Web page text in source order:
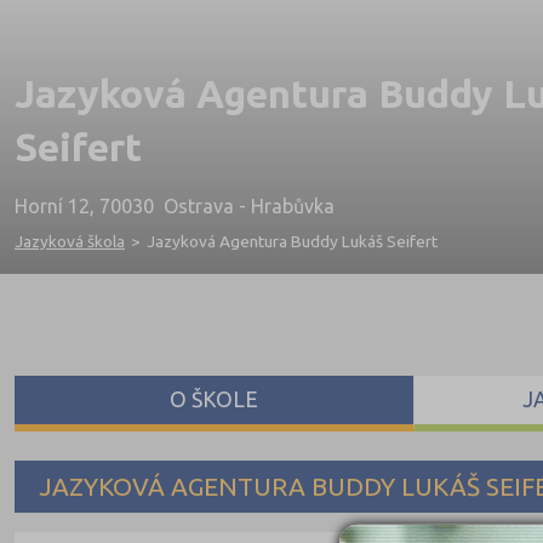
Jazyková Agentura Buddy
Seifert
Horní 12, 70030 Ostrava - Hrabůvka
Jazyková škola > Jazyková Agentura Buddy Lukáš Seifert
JAZYKOVÁ AGENTURA BUDDY LUKÁŠ
O ŠKOLE